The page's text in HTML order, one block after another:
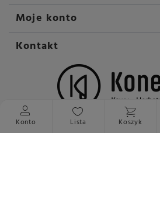
Moje konto
Kontakt
Konto Lista Koszyk